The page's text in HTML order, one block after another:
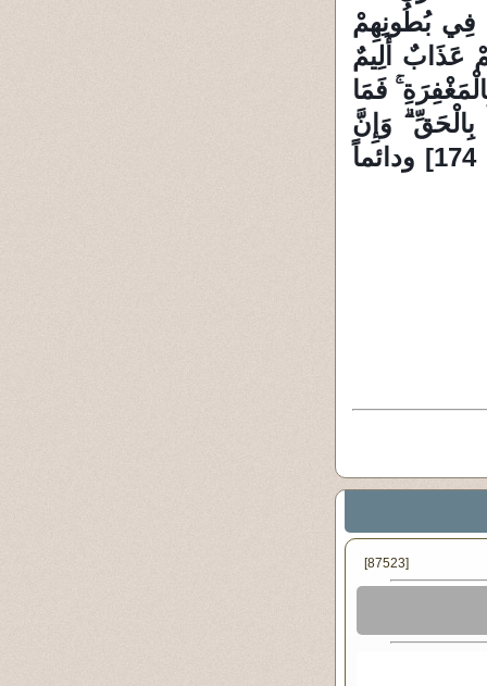
فِي بُطُونِهِمْ
عَذَابٌ أَلِيمٌ
فَمَا
بِالْحَقِّ ۗ وَإِنَّ
الَّذِينَ اخْتَلَفُوا فِي الْكِتَابِ لَفِي شِقَاقٍ بَعِيدٍ} [ البقرة 174] ودائماً
[87523]